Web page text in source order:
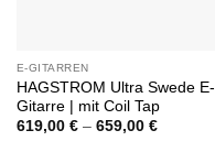
E-GITARREN
HAGSTROM Ultra Swede E-
Gitarre | mit Coil Tap
619,00 €– 659,00 €